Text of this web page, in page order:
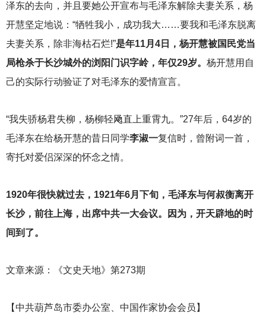
泽东的去向，并且要她公开宣布与毛泽东解除夫妻关系，杨
开慧坚定地说：“牺牲我小，成功我大……要我和毛泽东脱离
夫妻关系，除非海枯石烂!”是年11月4日，杨开慧被国民党当
局枪杀于长沙城外的浏阳门识字岭，年仅29岁。 杨开慧用自
己的实际行动验证了对毛泽东的爱情宣言。
“我失骄杨君失柳，杨柳轻飏直上重霄九。”27年后，64岁的
毛泽东在给杨开慧的昔日同学李淑一复信时，曾附词一首，
寄托对爱侣深深的怀念之情。
1920年很快就过去，1921年6月下旬，毛泽东与何叔衡离开
长沙，前往上海，出席中共一大会议。因为，开天辟地的时
间到了。
文章来源：《文史天地》第273期
【中共葫芦岛市委办公室、中国作家协会会员】